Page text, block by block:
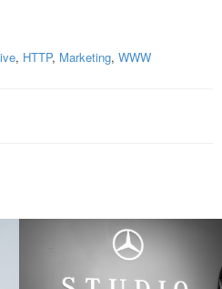
, HTTP, Marketing, WWW